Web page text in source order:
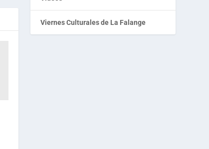
Viernes Culturales de La Falange